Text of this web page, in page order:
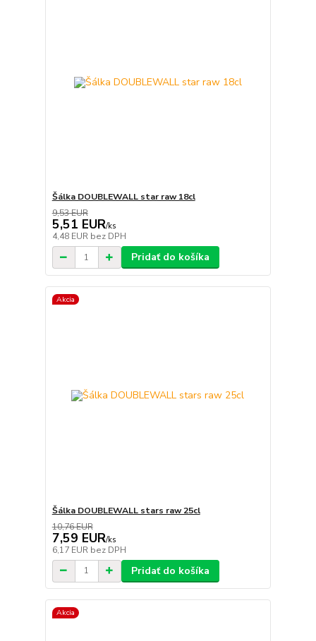
Šálka DOUBLEWALL star raw 18cl
9,53 EUR
5,51 EUR/ks
4,48 EUR bez DPH
Pridať do košíka
Akcia
Šálka DOUBLEWALL stars raw 25cl
10,76 EUR
7,59 EUR/ks
6,17 EUR bez DPH
Pridať do košíka
Akcia